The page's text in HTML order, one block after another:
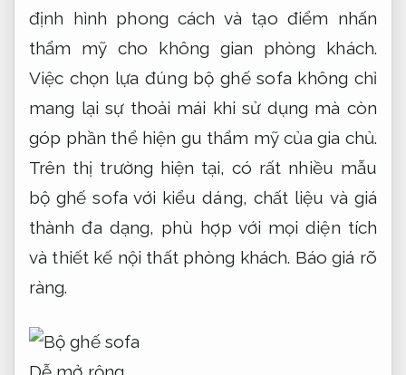
định hình phong cách và tạo điểm nhấn
thẩm mỹ cho không gian phòng khách.
Việc chọn lựa đúng bộ ghế sofa không chỉ
mang lại sự thoải mái khi sử dụng mà còn
góp phần thể hiện gu thẩm mỹ của gia chủ.
Trên thị trường hiện tại, có rất nhiều mẫu
bộ ghế sofa với kiểu dáng, chất liệu và giá
thành đa dạng, phù hợp với mọi diện tích
và thiết kế nội thất phòng khách. Báo giá rõ
ràng.